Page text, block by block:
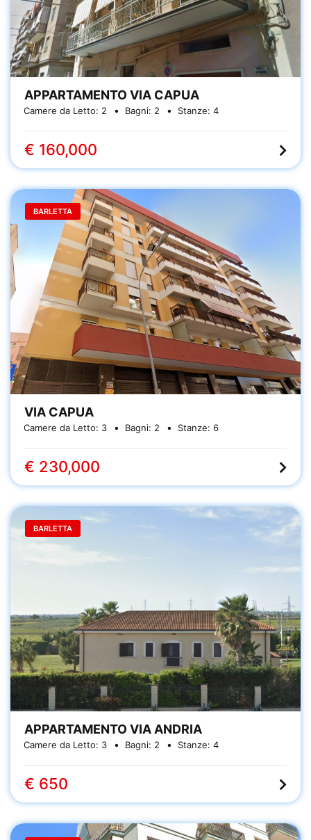
APPARTAMENTO VIA CAPUA
Camere da Letto: 2 Bagni: 2 Stanze: 4
€ 160,000
BARLETTA
VIA CAPUA
Camere da Letto: 3 Bagni: 2 Stanze: 6
€ 230,000
BARLETTA
APPARTAMENTO VIA ANDRIA
Camere da Letto: 3 Bagni: 2 Stanze: 4
€ 650